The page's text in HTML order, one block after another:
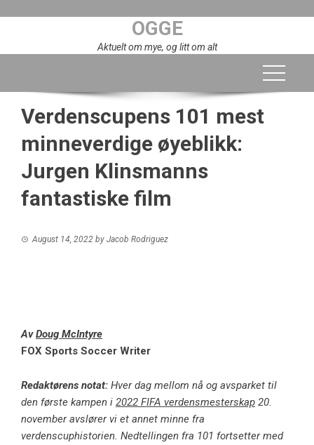
OGGE
Aktuelt om mye, og litt om alt
Verdenscupens 101 mest
minneverdige øyeblikk:
Jurgen Klinsmanns
fantastiske film
August 14, 2022 by Jacob Rodriguez
AvDoug McIntyre
FOX Sports Soccer Writer
Redaktørens notat: Hver dag mellom nå og avsparket til
den første kampen i 2022 FIFA verdensmesterskap 20.
november avslører vi et annet minne fra
verdenscuphistorien. Nedtellingen fra 101 fortsetter med